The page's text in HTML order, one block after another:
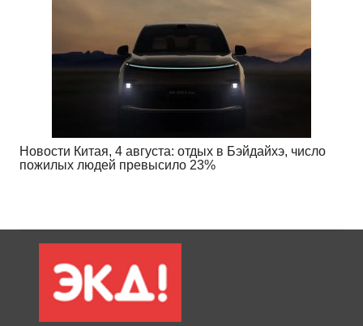
Новости Китая, 4 августа: отдых в Бэйдайхэ, число
пожилых людей превысило 23%